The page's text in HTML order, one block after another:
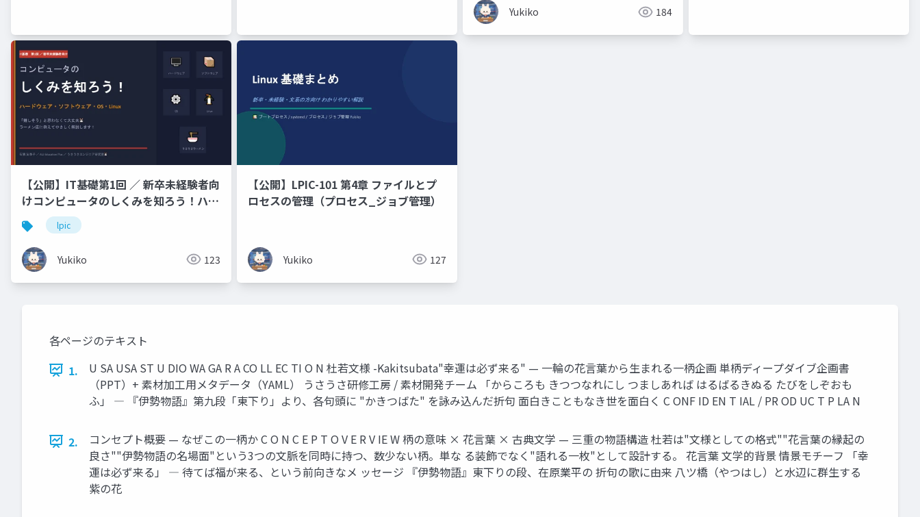
Yukiko 184
【公開】IT基礎第1回 ／ 新卒未経験者向
けコンピュータのしくみを知ろう！ハー
ドウェア・ソフトウェア・OS・
Linux「難しそう」と思わなくて大丈夫
🐰 ラーメン店に例えてやさしく解説し
ます！
lpic
Yukiko 123
【公開】LPIC-101 第4章 ファイルとプ
ロセスの管理（プロセス_ジョブ管理）
Yukiko 127
各ページのテキスト
1.
U SA USA ST U DIO WA GA R A CO LL EC TI O N 杜若文様 -Kakitsubata"幸運は必ず来る" — 一輪の花言葉から生まれる一柄企画 単柄ディープダイブ企画書
（PPT）+ 素材加工用メタデータ（YAML） うさうさ研修工房 / 素材開発チーム 「からころも きつつなれにし つましあれば はるばるきぬる たびをしぞおも
ふ」 ― 『伊勢物語』第九段「東下り」より、各句頭に "かきつばた" を詠み込んだ折句 面白きこともなき世を面白く C ONF ID EN T IAL / PR OD UC T P LA N
2.
コンセプト概要 — なぜこの一柄か C O N C E P T O V E R V IE W 柄の意味 × 花言葉 × 古典文学 — 三重の物語構造 杜若は"文様としての格式""花言葉の縁起の
良さ""伊勢物語の名場面"という3つの文脈を同時に持つ、数少ない柄。単な る装飾でなく"語れる一枚"として設計する。 花言葉 文学的背景 情景モチーフ 「幸
運は必ず来る」 ― 待てば福が来る、という前向きなメ ッセージ 『伊勢物語』東下りの段、在原業平の 折句の歌に由来 八ツ橋（やつはし）と水辺に群生する
紫の花